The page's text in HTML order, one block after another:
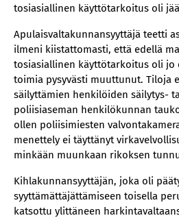
tosiasiallinen käyttötarkoitus oli
Apulaisvaltakunnansyyttäjä teetti
ilmeni kiistattomasti, että edellä
tosiasiallinen käyttötarkoitus oli jo
toimia pysyvästi muuttunut. Tiloja
säilyttämien henkilöiden säilytys-
poliisiaseman henkilökunnan
ollen poliisimiesten
menettely ei täyttänyt
minkään muunkaan rikoksen
Kihlakunnansyyttäjän, joka oli
syyttämättäjättämiseen toisella
katsottu ylittäneen